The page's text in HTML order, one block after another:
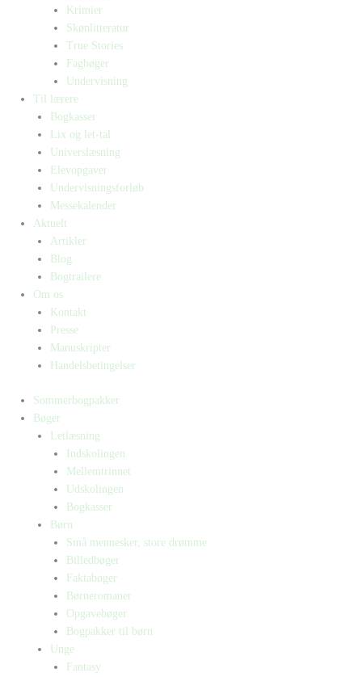
Krimier
Skønlitteratur
True Stories
Fagbøger
Undervisning
Til lærere
Bogkasser
Lix og let-tal
Universlæsning
Elevopgaver
Undervisningsforløb
Messekalender
Aktuelt
Artikler
Blog
Bogtrailere
Om os
Kontakt
Presse
Manuskripter
Handelsbetingelser
Sommerbogpakker
Bøger
Letlæsning
Indskolingen
Mellemtrinnet
Udskolingen
Bogkasser
Børn
Små mennesker, store drømme
Billedbøger
Faktabøger
Børneromaner
Opgavebøger
Bogpakker til børn
Unge
Fantasy